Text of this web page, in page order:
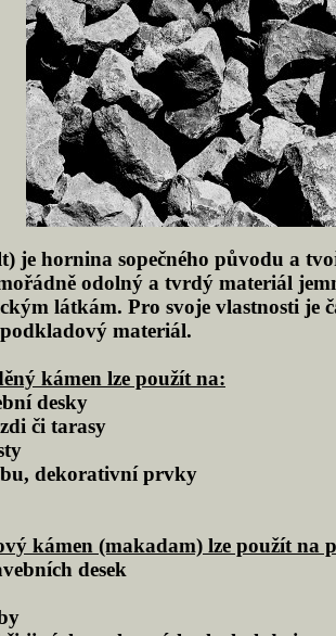
je hornina sopečného původu a
odolný a tvrdý materiál
látkám. Pro svoje vlastnosti je
materiál.
kámen lze použít na:
desky
či tarasy
dekorativní prvky
kámen (makadam) lze použít na
desek